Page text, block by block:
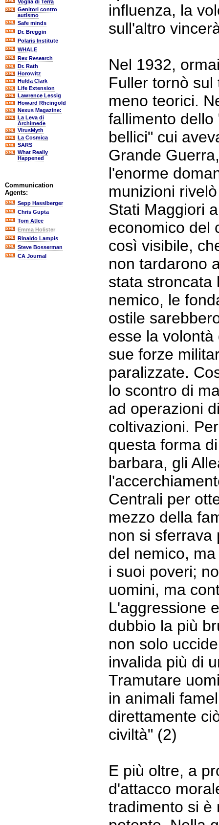
Voglia di Terra
Genitori contro
autismo
Safe minds
Dr. Breggin
Polaris Institute
WHALE
Rex Research
Dr. Rath
Horowitz
Hulda Clark
Life Extension
Lawrence Lessig
Howard Rheingold
Nexus Magazine:
La Leva di
Archimede
VirusMyth
La Cosmica
SARS
What Really
Happened
Communication
Agents:
Sepp Hasslberger
Chris Gupta
Tom Atlee
Emma Holister
Rinaldo Lampis
Steve Bosserman
CA Journal
influenza, la
sull'altro
Nel 1932,
Fuller tornò
meno teorici.
fallimento
bellici" cui
Grande
l'enorme
munizioni
Stati Maggiori
economico del
così visibile,
non tardarono
stata stroncata
nemico, le
ostile
esse la
sue forze
paralizzate.
lo scontro di
ad operazioni
coltivazioni.
questa forma
barbara, gli
Centrali per
mezzo della
non si sferrava
del nemico,
i suoi poveri;
uomini, ma
L'aggressione
dubbio la più
non solo
invalida più di
Tramutare
in animali
direttamente
civiltà" (2)
E più oltre, a
d'attacco
tradimento si è